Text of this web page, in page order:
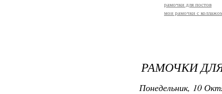
рамочки для постов
мои рамочки с
РАМОЧКИ
Понедельник, 10